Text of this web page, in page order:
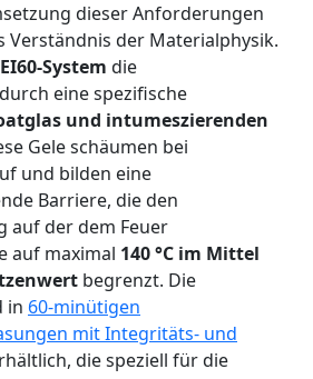
dieser Anforderungen
der Materialphysik.
EI60-System die
eine spezifische
und intumeszierenden
Gele schäumen bei
und bilden eine
Barriere, die den
auf der dem Feuer
auf maximal 140 °C im Mittel
begrenzt. Die
in 60-minütigen
mit Integritäts- und
die speziell für die